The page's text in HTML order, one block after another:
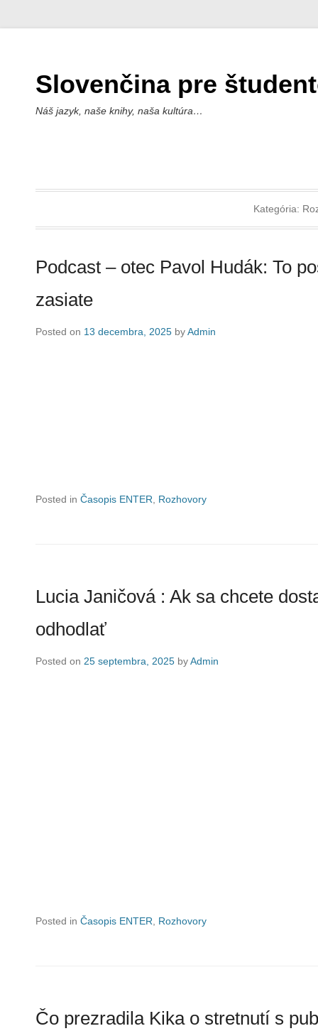
Slovenčina pre
Náš jazyk, naše knihy, naša kultúra…
Kategória:
Podcast – otec Pavol Hudák: To
zasiate
Posted on 13 decembra, 2025 byAdmin
Posted in Časopis ENTER Rozhovory
Lucia Janičová : Ak sa chcete
odhodlať
Posted on 25 septembra, 2025 byAdmin
Posted in Časopis ENTER, Rozhovory
Čo prezradila Kika o stretnutí s